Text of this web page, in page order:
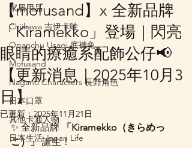
家居用品
Chiikawa 吉伊卡哇
Opanchu Usagi 底褲兔
Mofusand
Nagano Characters 長野角色
日本口罩
其他卡通人物
日本生活 Japan Life
【mofusand】x 全新品牌
「Kiramekko」登場｜閃亮
眼睛的療癒系配飾公仔📢
【更新消息｜2025年10月3
日】
已更新：2025年11月21日
✨ 全新品牌
「Kiramekko（きらめっ
こ）」 誕生！